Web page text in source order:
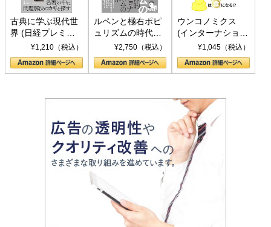
古典に学ぶ現代世
界 (日経プレミア
シリーズ)¥1,210（税込）
ルペンと極右ポピ
ュリズムの時代：
〈ヤヌス〉の二つ
の顔
¥2,750（税込）
ウンコノミクス
(インターナショナ
ル新書)¥1,045（税込）